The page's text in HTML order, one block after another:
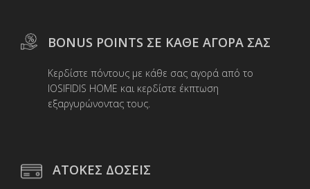
BONUS POINTS ΣΕ ΚΑΘΕ ΑΓΟΡΑ ΣΑΣ
Κερδίστε πόντους με κάθε σας αγορά από το
IOSIFIDIS HOME και κερδίστε έκπτωση
εξαργυρώνοντας τους.
ΑΤΟΚΕΣ ΔΟΣΕΙΣ